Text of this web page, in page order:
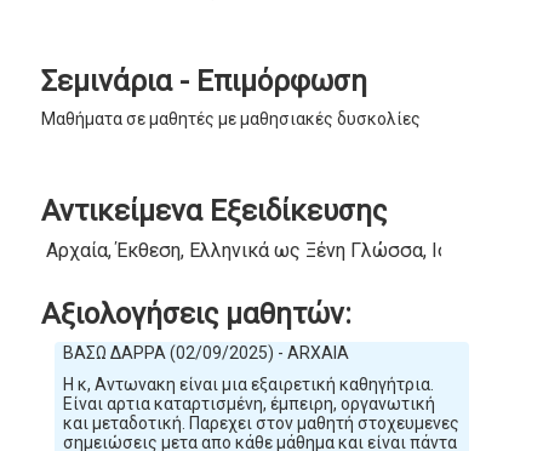
Σεμινάρια - Επιμόρφωση
Μαθήματα σε μαθητές με μαθησιακές δυσκολίες
Αντικείμενα Εξειδίκευσης
Αρχαία, Έκθεση, Ελληνικά ως Ξένη Γλώσσα, Ιστορία,
Αξιολογήσεις μαθητών:
ΒΑΣΩ ΔΑΡΡΑ (02/09/2025) - ARXAIA
Η κ, Αντωνακη είναι μια εξαιρετική καθηγήτρια.
Είναι αρτια καταρτισμένη, έμπειρη, οργανωτική
και μεταδοτική. Παρεχει στον μαθητή στοχευμενες
σημειώσεις μετα απο κάθε μάθημα και είναι πάντα